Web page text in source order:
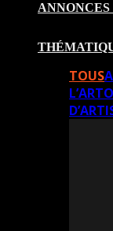
TOUS
L’ART